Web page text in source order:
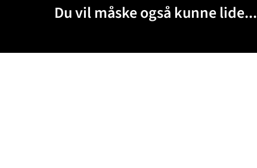
Du vil måske også kunne lide...